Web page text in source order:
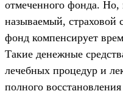
отмеченного фонда. Но,
называемый, страховой
фонд компенсирует
Такие денежные
лечебных процедур и
полного восстановления